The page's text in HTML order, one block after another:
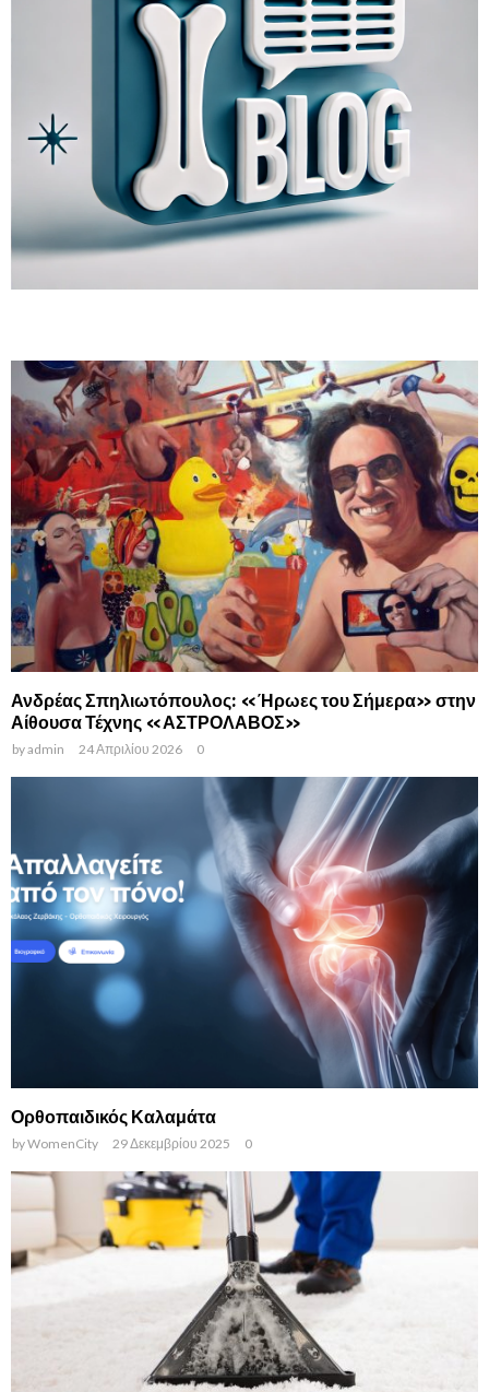
Ανδρέας Σπηλιωτόπουλος: «Ήρωες του Σήμερα» στην
Αίθουσα Τέχνης «ΑΣΤΡΟΛΑΒΟΣ»
byadmin 24 Απριλίου 2026 0
Ορθοπαιδικός Καλαμάτα
byWomenCity 29 Δεκεμβρίου 2025 0